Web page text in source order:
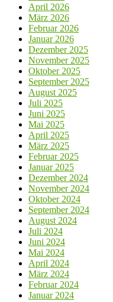
April 2026
März 2026
Februar 2026
Januar 2026
Dezember 2025
November 2025
Oktober 2025
September 2025
August 2025
Juli 2025
Juni 2025
Mai 2025
April 2025
März 2025
Februar 2025
Januar 2025
Dezember 2024
November 2024
Oktober 2024
September 2024
August 2024
Juli 2024
Juni 2024
Mai 2024
April 2024
März 2024
Februar 2024
Januar 2024